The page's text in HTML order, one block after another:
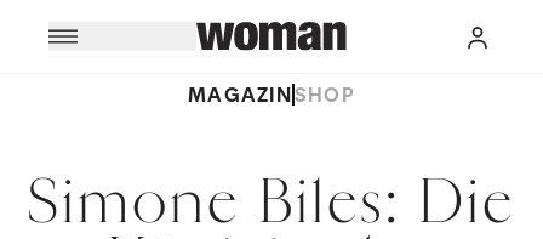
MAGAZINSHOP
Simone Biles: Die